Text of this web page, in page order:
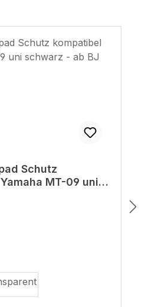
Schutz
MT-09 uni